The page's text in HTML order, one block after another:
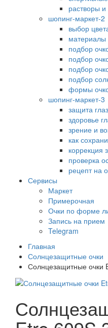
растворы и
шопинг-маркет-2
выбор
материалы
подбор
подбор
подбор
подбор
формы
шопинг-маркет-3
защита
здоровье
зрение и
как
коррекция
проверка
рецепт на
Сервисы
Маркет
Примерочная
Очки по форме
Запись на прием
Telegram
Главная
Солнцезащитные очки
Солнцезащитные очки